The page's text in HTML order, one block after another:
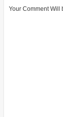
Your Comment Will